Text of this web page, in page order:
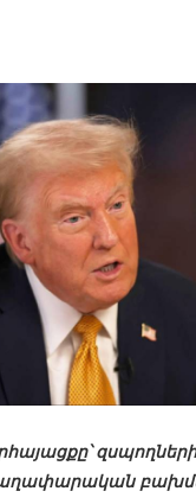
զսպողների